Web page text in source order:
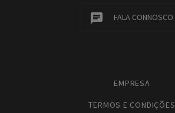
FALA CONNOSCO
EMPRESA
TERMOS E CONDIÇÕES